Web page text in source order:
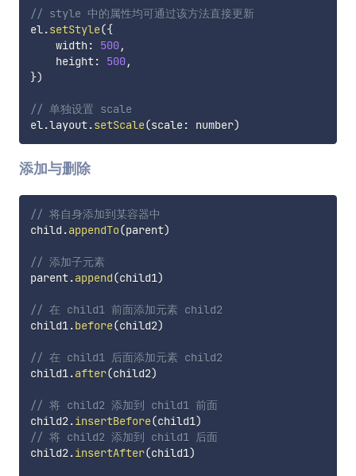
// style 中的属性均可通过该方法直接更新
el.setStyle({
    width
: 500,
    height
: 500,
})
// 单独设置 scale
el.layout.setScale(scale: number)
添加与删除
// 将自身添加到某容器中
child .appendTo(parent)
// 添加子元素
parent.append(child1)
// 在 child1 前面添加元素 child2
child1.before(child2)
// 在 child1 后面添加元素 child2
child1.after(child2)
// 将 child2 添加到 child1 前面
child2.insertBefore(child1)
// 将 child2 添加到 child1 后面
child2.insertAfter(child1)